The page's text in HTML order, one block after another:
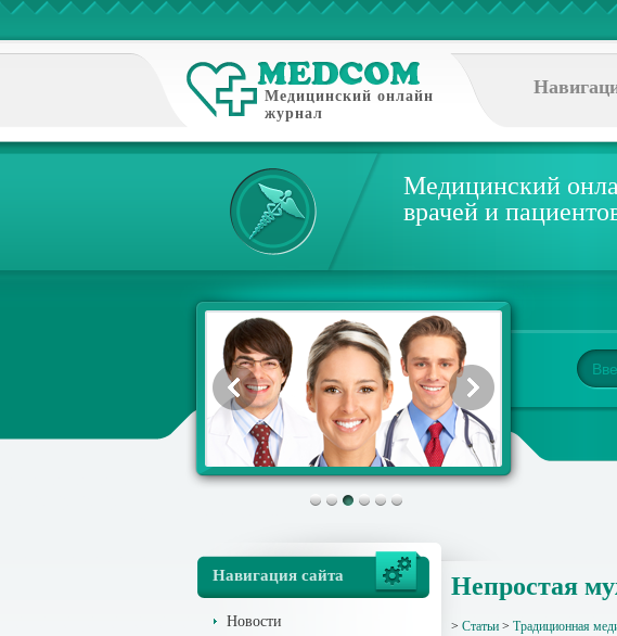
Медицинский онлайн
журнал
Медицинский
врачей и
Навигация сайта
Новости
Непростая
> Статьи > Традиционная